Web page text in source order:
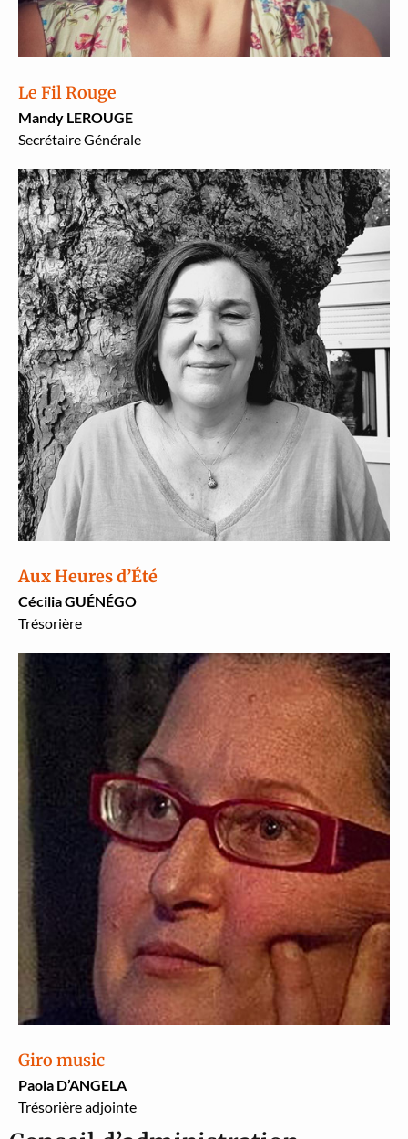
Le Fil Rouge
Mandy LEROUGE
Secré­taire Générale
Aux Heures d’Été
Cécil­ia GUÉNÉGO
Tré­sorière
Giro music
Pao­la D’ANGELA
Tré­sorière adjointe